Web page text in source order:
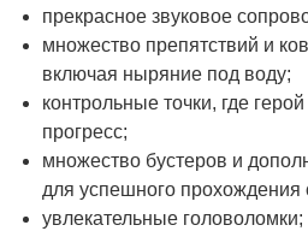
прекрасное звуковое
множество препятствий и
включая ныряние под воду;
контрольные точки, где
прогресс;
множество бустеров и
для успешного
увлекательные головоломки;